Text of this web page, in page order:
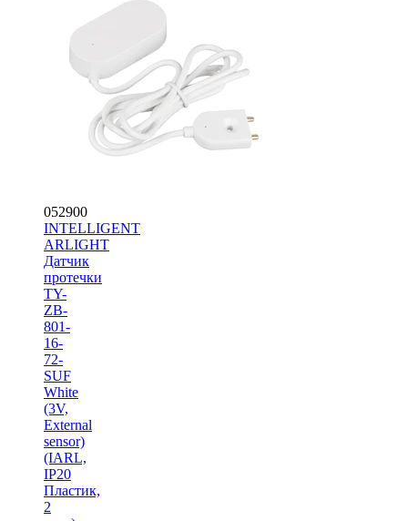
052900
INTELLIGENT
ARLIGHT
Датчик
протечки
TY-
ZB-
801-
16-
72-
SUF
White
(3V,
External
sensor)
(IARL,
IP20
Пластик,
2